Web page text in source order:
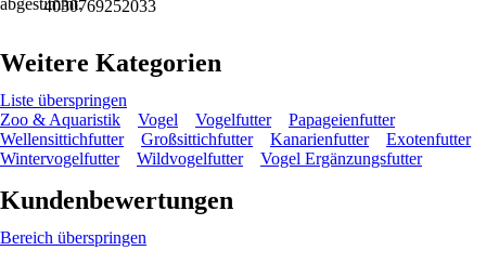
4030769252033
abgestimmt.
Weitere Kategorien
Liste überspringen
Zoo & Aquaristik
Vogel Vogelfutter
Papageienfutter
Wellensittichfutter
Großsittichfutter Kanarienfutter
Exotenfutter
Wintervogelfutter
Wildvogelfutter Vogel Ergänzungsfutter
Kundenbewertungen
Bereich überspringen